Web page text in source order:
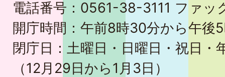
電話番号：0561-38-3111 ファ
開庁時間：午前8時30分から午後
閉庁日：土曜日・日曜日・祝日・
（12月29日から1月3日）